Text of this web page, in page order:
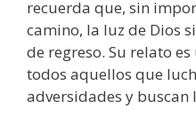
recuerda que, sin
camino, la luz de Dios
de regreso. Su relato
todos aquellos que
adversidades y buscan